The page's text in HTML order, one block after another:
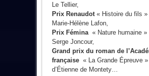
Le Tellier,
Prix Renaudot« Histoire du fils »
Marie-Hélène Lafon,
Prix Fémina« Nature humaine »
Serge Joncour,
Grand prix du roman de
française« La Grande Épreuve »
d’Étienne de Montety…